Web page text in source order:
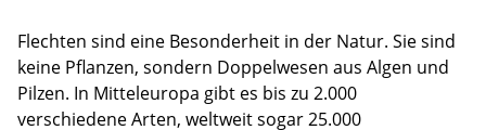
Flechten sind eine Besonderheit in der Natur. Sie sind
keine Pflanzen, sondern Doppelwesen aus Algen und
Pilzen. In Mitteleuropa gibt es bis zu 2.000
verschiedene Arten, weltweit sogar 25.000